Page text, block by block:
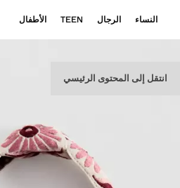
انتقل إلى المحتوى الرئيسي
النساء الرجال TEEN الأطفال